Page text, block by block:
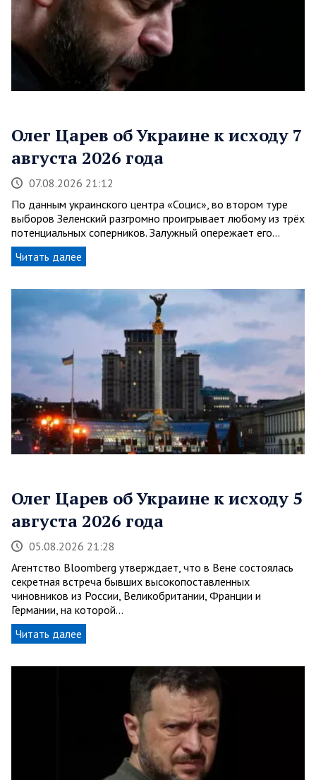
Олег Царев об Украине к исходу 7
августа 2026 года
07.08.2026 21:12
По данным украинского центра «Социс», во втором туре
выборов Зеленский разгромно проигрывает любому из трёх
потенциальных соперников. Залужный опережает его…
Читать далее
Олег Царев об Украине к исходу 5
августа 2026 года
05.08.2026 21:28
Агентство Bloomberg утверждает, что в Вене состоялась
секретная встреча бывших высокопоставленных
чиновников из России, Великобритании, Франции и
Германии, на которой…
Читать далее